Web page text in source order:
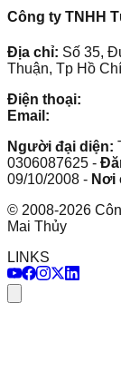
Công ty TNHH
Địa chỉ: Số 35,
Thuận, Tp Hồ
Điện thoại:
Email:
Người đại diện:
0306087625 -
09/10/2008 - Nơi
© 2008-2026
Mai Thủy
LINKS